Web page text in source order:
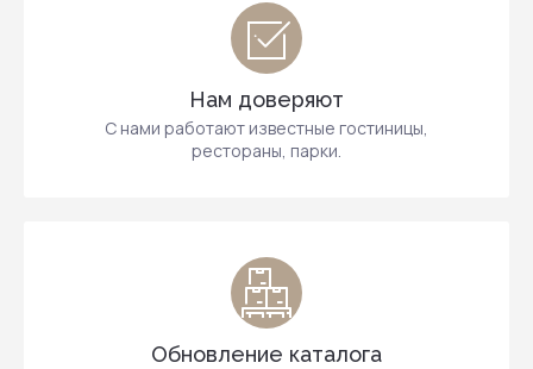
Нам доверяют
С нами работают известные гостиницы,
рестораны, парки.
Обновление каталога